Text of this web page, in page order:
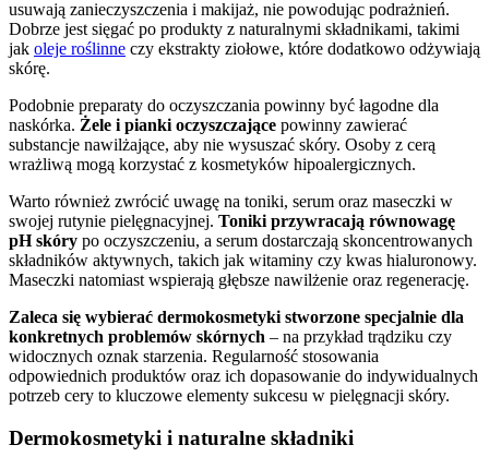
usuwają zanieczyszczenia i makijaż, nie powodując podrażnień.
Dobrze jest sięgać po produkty z naturalnymi składnikami, takimi
jak oleje roślinne czy ekstrakty ziołowe, które dodatkowo odżywiają
skórę.
Podobnie preparaty do oczyszczania powinny być łagodne dla
naskórka. Żele i pianki oczyszczające powinny zawierać
substancje nawilżające, aby nie wysuszać skóry. Osoby z cerą
wrażliwą mogą korzystać z kosmetyków hipoalergicznych.
Warto również zwrócić uwagę na toniki, serum oraz maseczki w
swojej rutynie pielęgnacyjnej. Toniki przywracają równowagę
pH skóry po oczyszczeniu, a serum dostarczają skoncentrowanych
składników aktywnych, takich jak witaminy czy kwas hialuronowy.
Maseczki natomiast wspierają głębsze nawilżenie oraz regenerację.
Zaleca się wybierać dermokosmetyki stworzone specjalnie dla
konkretnych problemów skórnych – na przykład trądziku czy
widocznych oznak starzenia. Regularność stosowania
odpowiednich produktów oraz ich dopasowanie do indywidualnych
potrzeb cery to kluczowe elementy sukcesu w pielęgnacji skóry.
Dermokosmetyki i naturalne składniki